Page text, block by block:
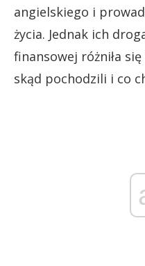
angielskiego i
życia. Jednak ich
finansowej różniła
skąd pochodzili i co